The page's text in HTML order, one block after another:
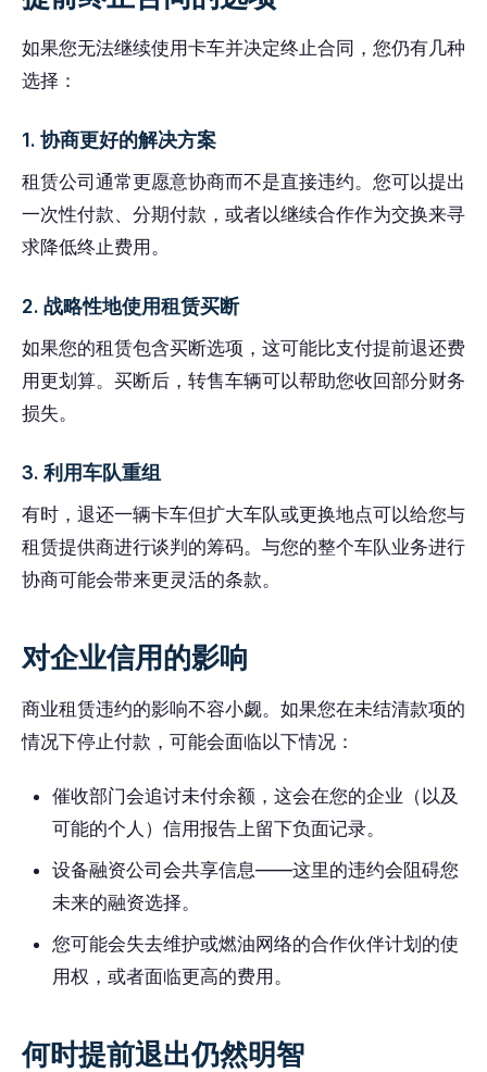
如果您无法继续使用卡车并决定终止合同，您仍有几种
选择：
1. 协商更好的解决方案
租赁公司通常更愿意协商而不是直接违约。您可以提出
一次性付款、分期付款，或者以继续合作作为交换来寻
求降低终止费用。
2. 战略性地使用租赁买断
如果您的租赁包含买断选项，这可能比支付提前退还费
用更划算。买断后，转售车辆可以帮助您收回部分财务
损失。
3. 利用车队重组
有时，退还一辆卡车但扩大车队或更换地点可以给您与
租赁提供商进行谈判的筹码。与您的整个车队业务进行
协商可能会带来更灵活的条款。
对企业信用的影响
商业租赁违约的影响不容小觑。如果您在未结清款项的
情况下停止付款，可能会面临以下情况：
催收部门会追讨未付余额，这会在您的企业（以及
可能的个人）信用报告上留下负面记录。
设备融资公司会共享信息——这里的违约会阻碍您
未来的融资选择。
您可能会失去维护或燃油网络的合作伙伴计划的使
用权，或者面临更高的费用。
何时提前退出仍然明智